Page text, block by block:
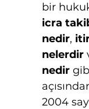
bir
icra
nedir,
nelerdir
nedir
2004